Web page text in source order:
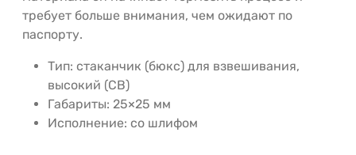
требует больше внимания, чем ожидают по
паспорту.
Тип: стаканчик (бюкс) для взвешивания,
высокий (СВ)
Габариты: 25×25 мм
Исполнение: со шлифом